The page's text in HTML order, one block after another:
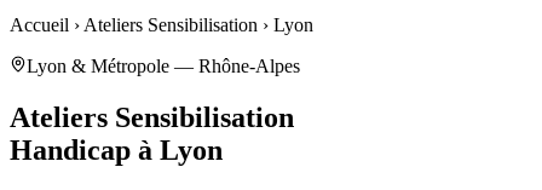
Accueil › Ateliers Sensibilisation › Lyon
Lyon & Métropole — Rhône-Alpes
Ateliers Sensibilisation
Handicap à Lyon